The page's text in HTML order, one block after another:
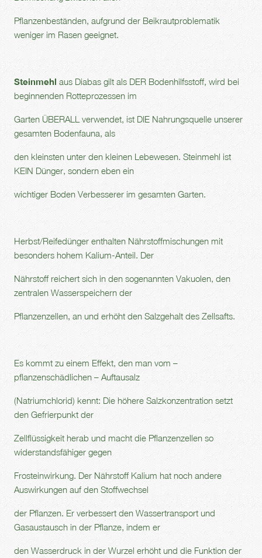
Pflanzenbeständen, aufgrund der Beikrautproblematik
weniger im Rasen geeignet.
Steinmehl aus Diabas gilt als DER Bodenhilfsstoff, wird bei
beginnenden Rotteprozessen im
Garten ÜBERALL verwendet, ist DIE Nahrungsquelle unserer
gesamten Bodenfauna, als
den kleinsten unter den kleinen Lebewesen. Steinmehl ist
KEIN Dünger, sondern eben ein
wichtiger Boden Verbesserer im gesamten Garten.
Herbst/Reifedünger enthalten Nährstoffmischungen mit
besonders hohem Kalium-Anteil. Der
Nährstoff reichert sich in den sogenannten Vakuolen, den
zentralen Wasserspeichern der
Pflanzenzellen, an und erhöht den Salzgehalt des Zellsafts.
Es kommt zu einem Effekt, den man vom –
pflanzenschädlichen – Auftausalz
(Natriumchlorid) kennt: Die höhere Salzkonzentration setzt
den Gefrierpunkt der
Zellflüssigkeit herab und macht die Pflanzenzellen so
widerstandsfähiger gegen
Frosteinwirkung. Der Nährstoff Kalium hat noch andere
Auswirkungen auf den Stoffwechsel
der Pflanzen. Er verbessert den Wassertransport und
Gasaustausch in der Pflanze, indem er
den Wasserdruck in der Wurzel erhöht und die Funktion der